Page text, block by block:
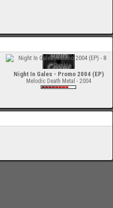
Night In Gales - Promo 2004 (EP)
Melodic Death Metal - 2004